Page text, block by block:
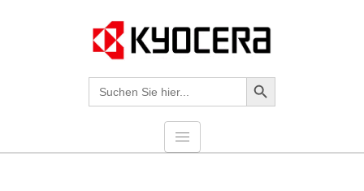
Suche
nach:
Search-Taste